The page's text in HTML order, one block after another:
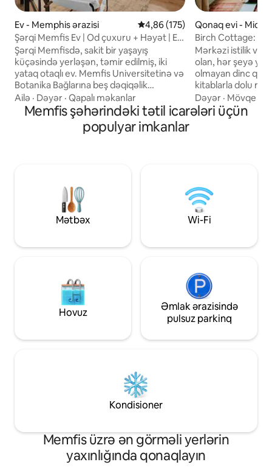
Ev - Memphis ərazisi Ortalama reytinq 4,86/5, 175 rəy
4,86 (175)
Şərqi Memfis Ev | Od çuxuru + Həyət | Ev
heyvanlarına icazə verilir
Şərqi Memfisdə, sakit bir yaşayış
küçəsində yerləşən, təmir edilmiş, iki
yataq otaqlı ev. Memfis Universitetinə və
Botanika Bağlarına beş dəqiqəlik
məsafədə. Qreyslendə 15 dəqiqəlik
məsafədə. Bil Stritə və şəhər mərkəzinə
20 dəqiqəlik məsafədə. Əsas üstünlük:
od çuxuru olan, tam hasarlanmış arxa
üçün futon və tam təchiz olunmuş
giriş. Örtülü parkinq. Yüksək sürətli Wi-Fi.
Evdə paltaryuyan və quruducu. Ev
haqqı tutulmur.
Ailə · Dəyər · Qapalı məkanlar
Qonaq evi -
Birch Cottage:
cazibə və
Mərkəzi istilik və
olan, hər şeyə
olmayan dinc
kitablarla dolu
kənarında
qəlyanaltılardan
məhəlləmiz
dəqiqəlik
araşdırın və
dincəlin! Sorğu
çarpayı
Dəyər · Mövqe
Memfis şəhərindəki tətil icarələri üçün
populyar imkanlar
Mətbəx Wi-Fi
Hovuz
Əmlak ərazisində
pulsuz parkinq
Kondisioner
Memfis üzrə ən görməli yerlərin
yaxınlığında qonaqlayın